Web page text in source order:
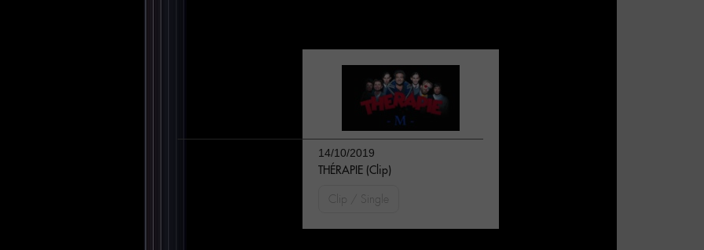
14/10/2019
THÉRAPIE (Clip)
Clip / Single